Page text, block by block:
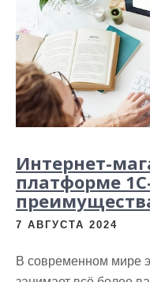
Интернет-
платформе
7 АВГУСТА 2024
В современном мире